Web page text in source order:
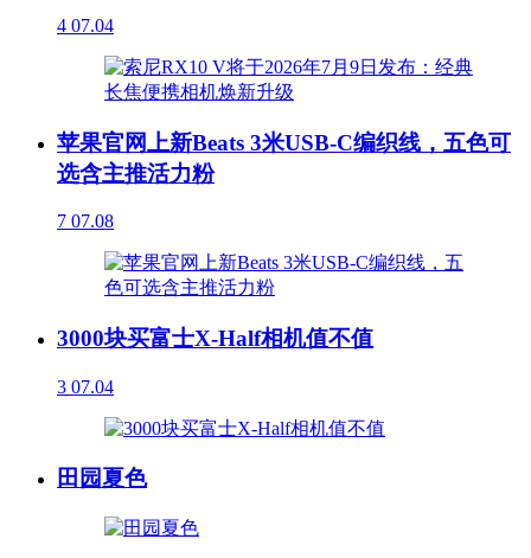
4 07.04
苹果官网上新Beats 3米USB-C编织线，五色可
选含主推活力粉
7 07.08
3000块买富士X-Half相机值不值
3 07.04
田园夏色